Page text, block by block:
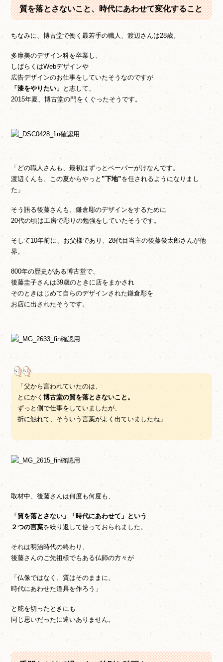
質を落とさないこと、時代にあわせて変化すること
ちなみに、博古堂で働く最若手の職人、渡辺さんは28歳。
多摩美のデザイン科を卒業し、
しばらくはWebデザインや
広告デザインのお仕事をしていたそうなのですが
「漆をやりたい」 と志して、
2015年夏、博古堂の門をくぐったそうです。
「どの職人さんも、最初はずっとペーパーがけなんです。
渡辺くんも、この夏からやっと ”下地”を任されるようになりまし
た」
そう語る後藤さんも、鎌倉彫のデザインをするために
20代の頃は工房で彫りの勉強をしていたそうです。
そして10年前に、お父様であり、28代目当主の後藤俊太郎さんが他
界。
800年の歴史がある博古堂で、
後藤圭子さんは39歳のときに店をまかされ
そのときはじめて自らのデザインされた鎌倉彫を
お店に出されたそうです。
「父から言われていたのは、
とにかく博古堂の質を落とさないこと。
ずっと側で仕事をしていましたが、
折に触れて、そういう言葉がよく出ていましたね」
取材中、後藤さんは何度も何度も、
「質を落とさない」「時代にあわせて」という
２つの言葉を繰り返して使っておられました。
それは明治時代の終わり、
後藤さんのご先祖様でもある仏師の方々が
「仏像ではなく、質はそのままに、
時代にあわせた道具を作ろう」
と舵を切ったときにも
同じ思いだったに違いありません。